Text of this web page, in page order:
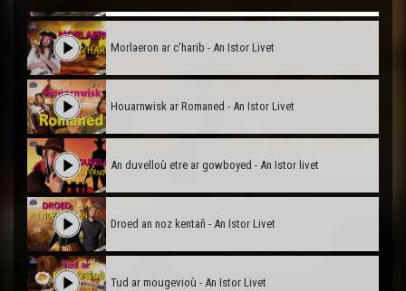
Morlaeron ar c'harib - An Istor Livet
Houarnwisk ar Romaned - An Istor Livet
An duvelloù etre ar gowboyed - An Istor livet
Droed an noz kentañ - An Istor Livet
Tud ar mougevioù - An Istor Livet